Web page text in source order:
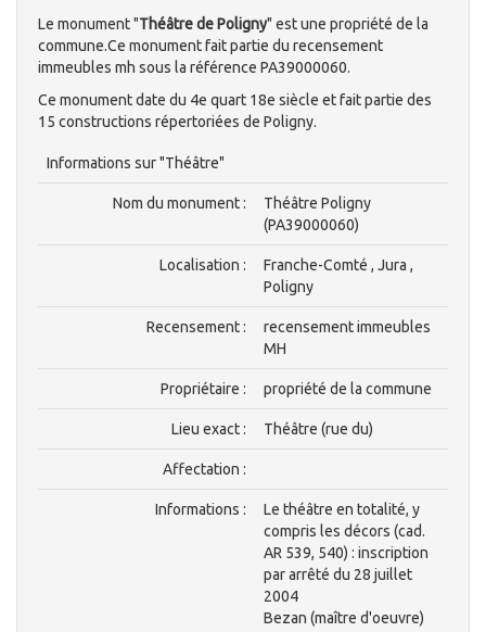
Le monument "Théâtre de Poligny" est une propriété de la
commune.Ce monument fait partie du recensement
immeubles mh sous la référence PA39000060.
Ce monument date du 4e quart 18e siècle et fait partie des
15 constructions répertoriées de Poligny.
Informations sur "Théâtre"
Nom du monument :
Théâtre Poligny
(PA39000060)
Localisation :
Franche-Comté , Jura ,
Poligny
Recensement :
recensement immeubles
MH
Propriétaire : propriété de la commune
Lieu exact : Théâtre (rue du)
Affectation :
Informations :
Le théâtre en totalité, y
compris les décors (cad.
AR 539, 540) : inscription
par arrêté du 28 juillet
2004
Bezan (maître d'oeuvre)